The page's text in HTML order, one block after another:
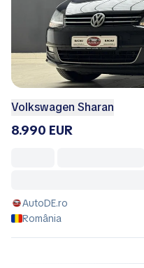
Volkswagen Sharan
8.990 EUR
AutoDE.ro
România